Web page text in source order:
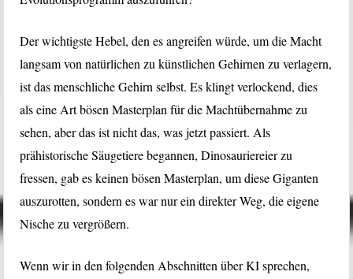
Der wichtigste Hebel, den es angreifen würde, um die Macht
langsam von natürlichen zu künstlichen Gehirnen zu verlagern,
ist das menschliche Gehirn selbst. Es klingt verlockend, dies
als eine Art bösen Masterplan für die Machtübernahme zu
sehen, aber das ist nicht das, was jetzt passiert. Als
prähistorische Säugetiere begannen, Dinosauriereier zu
fressen, gab es keinen bösen Masterplan, um diese Giganten
auszurotten, sondern es war nur ein direkter Weg, die eigene
Nische zu vergrößern.
Wenn wir in den folgenden Abschnitten über KI sprechen,